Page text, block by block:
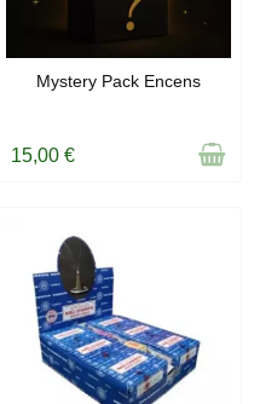
RUPTURE DE STOCK
Mystery Pack Encens
15,00 €